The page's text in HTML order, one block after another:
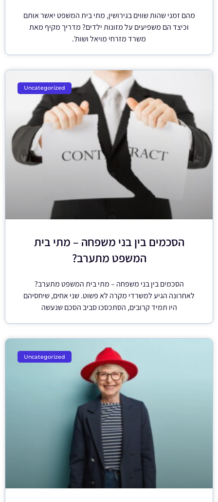
מהם זמני שהות שווים בגירושין, מתי בית המשפט יאשר אותם
וכיצד הם משפיעים על מזונות ילדים? מדריך מקיף מאת
משרד מזרחי מויאל ושות'.
Uncategorized
הסכמים בין בני משפחה – מתי בית
המשפט מתערב?
הסכמים בין בני משפחה – מתי בית המשפט מתערב?
לאחרונה הגיע למשרדי מקרה לא פשוט. שני אחים, שיחסיהם
היו תמיד קרובים, הסתכסכו סביב הסכם שנעשה
Uncategorized